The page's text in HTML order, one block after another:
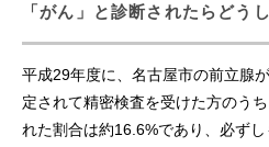
ご意見・お問い合わせ
免責事項について
「がん」と診断されたらどう
平成29年度に、名古屋市の前立腺
定されて精密検査を受けた方のう
れた割合は約16.6%であり、必ず